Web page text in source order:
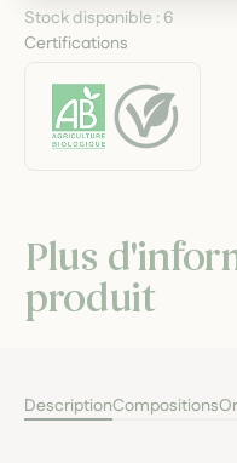
Stock disponible : 6
Certifications
Plus
produit
DescriptionCompositions